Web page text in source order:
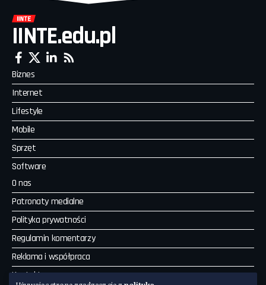
IINTE.edu.pl
Biznes
Internet
Lifestyle
Mobile
Sprzęt
Software
O nas
Patronaty medialne
Polityka prywatności
Regulamin komentarzy
Reklama i współpraca
Kontakt